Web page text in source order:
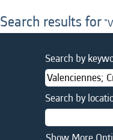
Search results for
Search by
Search by